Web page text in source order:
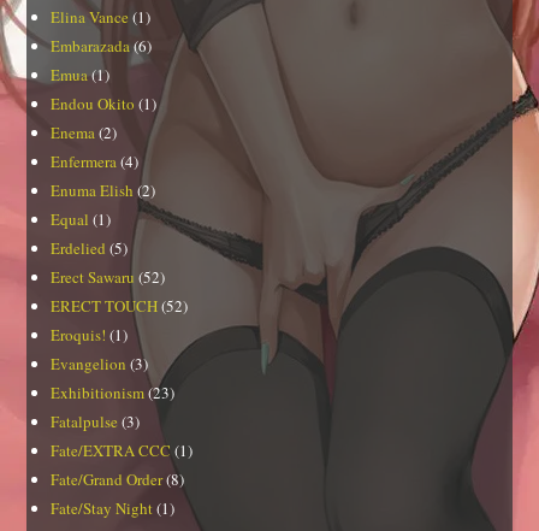
Elina Vance (1)
Embarazada(6)
Emua(1)
Endou Okito (1)
Enema(2)
Enfermera(4)
Enuma Elish (2)
Equal (1)
Erdelied (5)
Erect Sawaru (52)
ERECT TOUCH(52)
Eroquis! (1)
Evangelion (3)
Exhibitionism(23)
Fatalpulse (3)
Fate/EXTRA CCC (1)
Fate/Grand Order(8)
Fate/Stay Night(1)